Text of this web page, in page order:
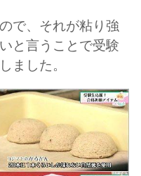
で、それが粘り強
と言うことで受験
ました。